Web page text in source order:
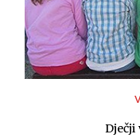
Dječji